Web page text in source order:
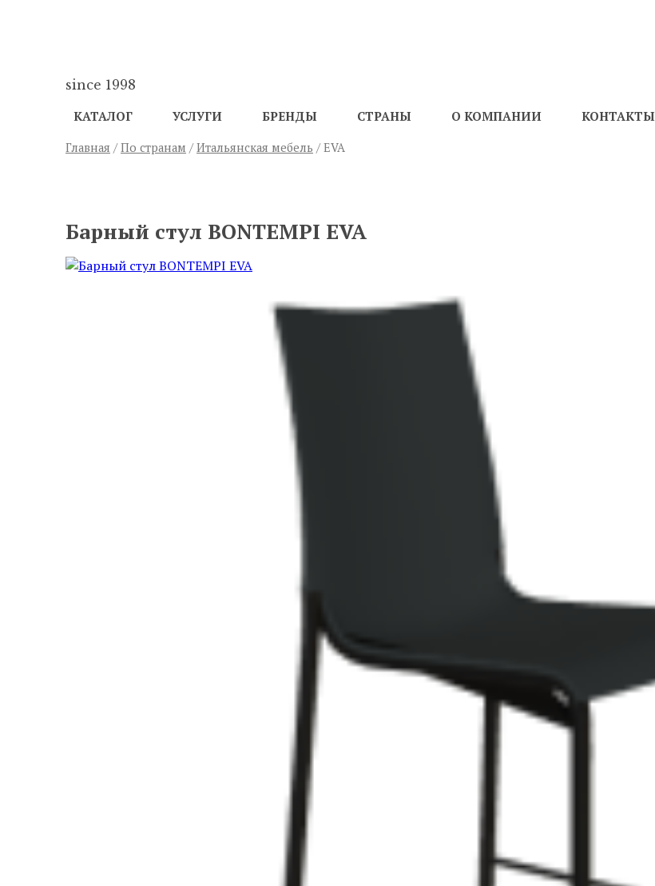
since 1998
КАТАЛОГ УСЛУГИ БРЕНДЫ СТРАНЫ О КОМПАНИИ КОНТАКТЫ
Главная /По странам /Итальянская мебель / EVA
Барный стул BONTEMPI EVA